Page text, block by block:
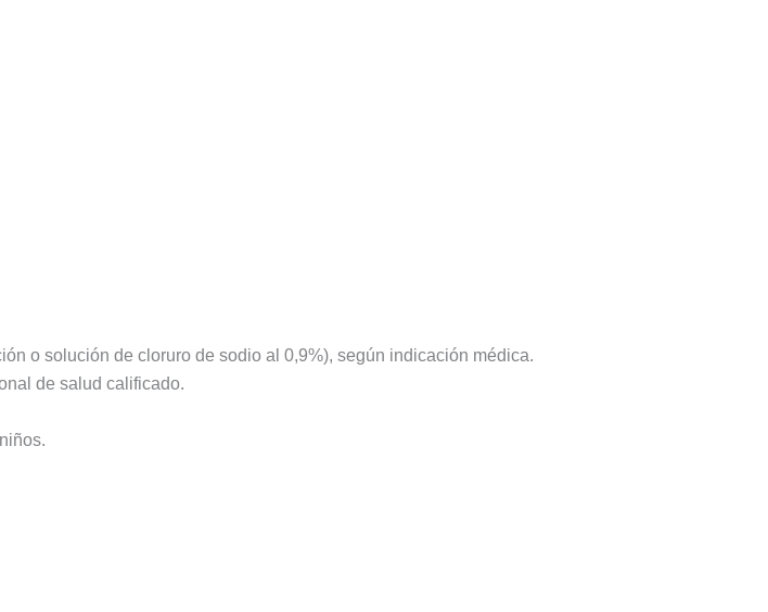
o solución de cloruro de sodio al 0,9%), según indicación médica.
de salud calificado.